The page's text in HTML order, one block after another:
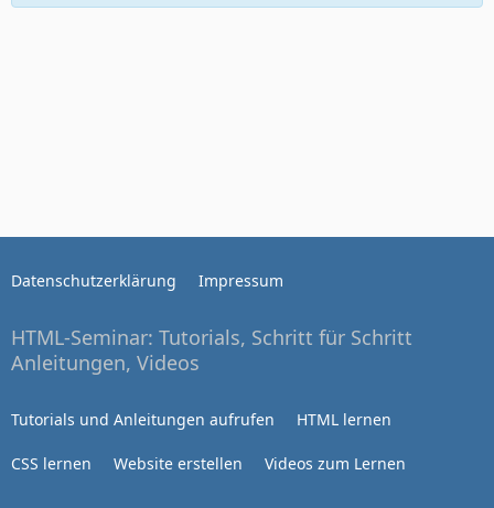
Datenschutzerklärung Impressum
HTML-Seminar: Tutorials, Schritt für Schritt
Anleitungen, Videos
Tutorials und Anleitungen aufrufen HTML lernen
CSS lernen Website erstellen Videos zum Lernen